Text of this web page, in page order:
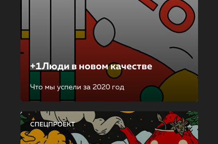
+1Люди в новом качестве
Что мы успели за 2020 год
СПЕЦПРОЕКТ